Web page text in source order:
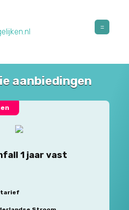
aanbiedingen
1 jaar vast
tarief